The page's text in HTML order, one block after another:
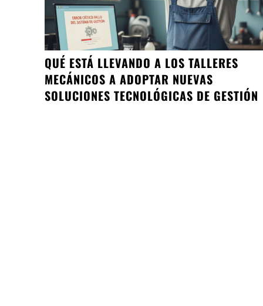
QUÉ ESTÁ LLEVANDO A LOS TALLERES
MECÁNICOS A ADOPTAR NUEVAS
SOLUCIONES TECNOLÓGICAS DE GESTIÓN